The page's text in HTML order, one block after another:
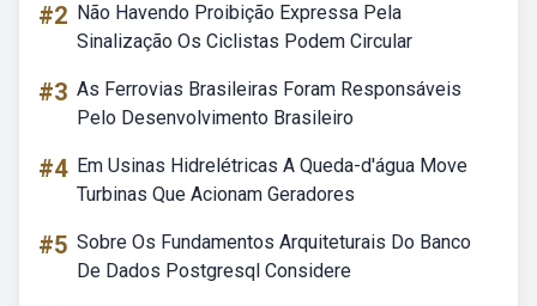
#2 Não Havendo Proibição Expressa Pela
Sinalização Os Ciclistas Podem Circular
#3 As Ferrovias Brasileiras Foram Responsáveis
Pelo Desenvolvimento Brasileiro
#4 Em Usinas Hidrelétricas A Queda-d'água Move
Turbinas Que Acionam Geradores
#5 Sobre Os Fundamentos Arquiteturais Do Banco
De Dados Postgresql Considere